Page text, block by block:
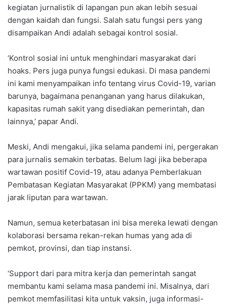
kegiatan jurnalistik di lapangan pun akan lebih sesuai
dengan kaidah dan fungsi. Salah satu fungsi pers yang
disampaikan Andi adalah sebagai kontrol sosial.
‘Kontrol sosial ini untuk menghindari masyarakat dari
hoaks. Pers juga punya fungsi edukasi. Di masa pandemi
ini kami menyampaikan info tentang virus Covid-19, varian
barunya, bagaimana penanganan yang harus dilakukan,
kapasitas rumah sakit yang disediakan pemerintah, dan
lainnya,’ papar Andi.
Meski, Andi mengakui, jika selama pandemi ini, pergerakan
para jurnalis semakin terbatas. Belum lagi jika beberapa
wartawan positif Covid-19, atau adanya Pemberlakuan
Pembatasan Kegiatan Masyarakat (PPKM) yang membatasi
jarak liputan para wartawan.
Namun, semua keterbatasan ini bisa mereka lewati dengan
kolaborasi bersama rekan-rekan humas yang ada di
pemkot, provinsi, dan tiap instansi.
‘Support dari para mitra kerja dan pemerintah sangat
membantu kami selama masa pandemi ini. Misalnya, dari
pemkot memfasilitasi kita untuk vaksin, juga informasi-